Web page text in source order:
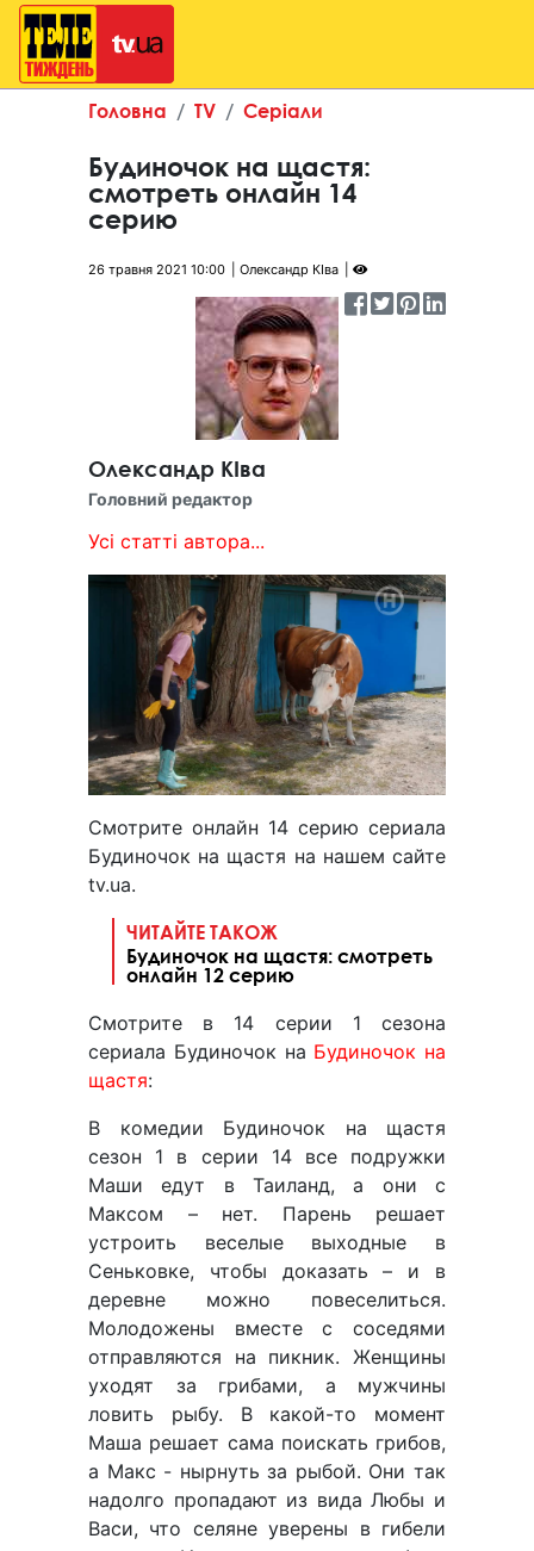
Головна TV Серіали
Будиночок на щастя:
смотреть онлайн 14
серию
26 травня 2021 10:00 Олександр КІва
Олександр КІва
Головний редактор
Усі статті автора...
Смотрите онлайн 14 серию сериала
Будиночок на щастя на нашем сайте
tv.ua.
ЧИТАЙТЕ ТАКОЖ
Будиночок на щастя: смотреть
онлайн 12 серию
Смотрите в 14 серии 1 сезона
сериала Будиночок на Будиночок на
щастя:
В комедии Будиночок на щастя
сезон 1 в серии 14 все подружки
Маши едут в Таиланд, а они с
Максом – нет. Парень решает
устроить веселые выходные в
Сеньковке, чтобы доказать – и в
деревне можно повеселиться.
Молодожены вместе с соседями
отправляются на пикник. Женщины
уходят за грибами, а мужчины
ловить рыбу. В какой-то момент
Маша решает сама поискать грибов,
а Макс - нырнуть за рыбой. Они так
надолго пропадают из вида Любы и
Васи, что селяне уверены в гибели